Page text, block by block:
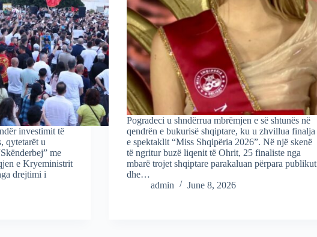
investimit të
qytetarët u
me
e Kryeministrit
drejtimi i
Pogradeci u shndërrua mbrëmjen e së shtunës në
qendrën e bukurisë shqiptare, ku u zhvillua finalja
e spektaklit “Miss Shqipëria 2026”. Në një skenë
të ngritur buzë liqenit të Ohrit, 25 finaliste nga
mbarë trojet shqiptare parakaluan përpara publikut
dhe…
admin
June 8, 2026